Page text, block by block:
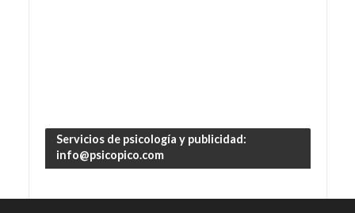
Servicios de psicología y publicidad:
info@psicopico.com